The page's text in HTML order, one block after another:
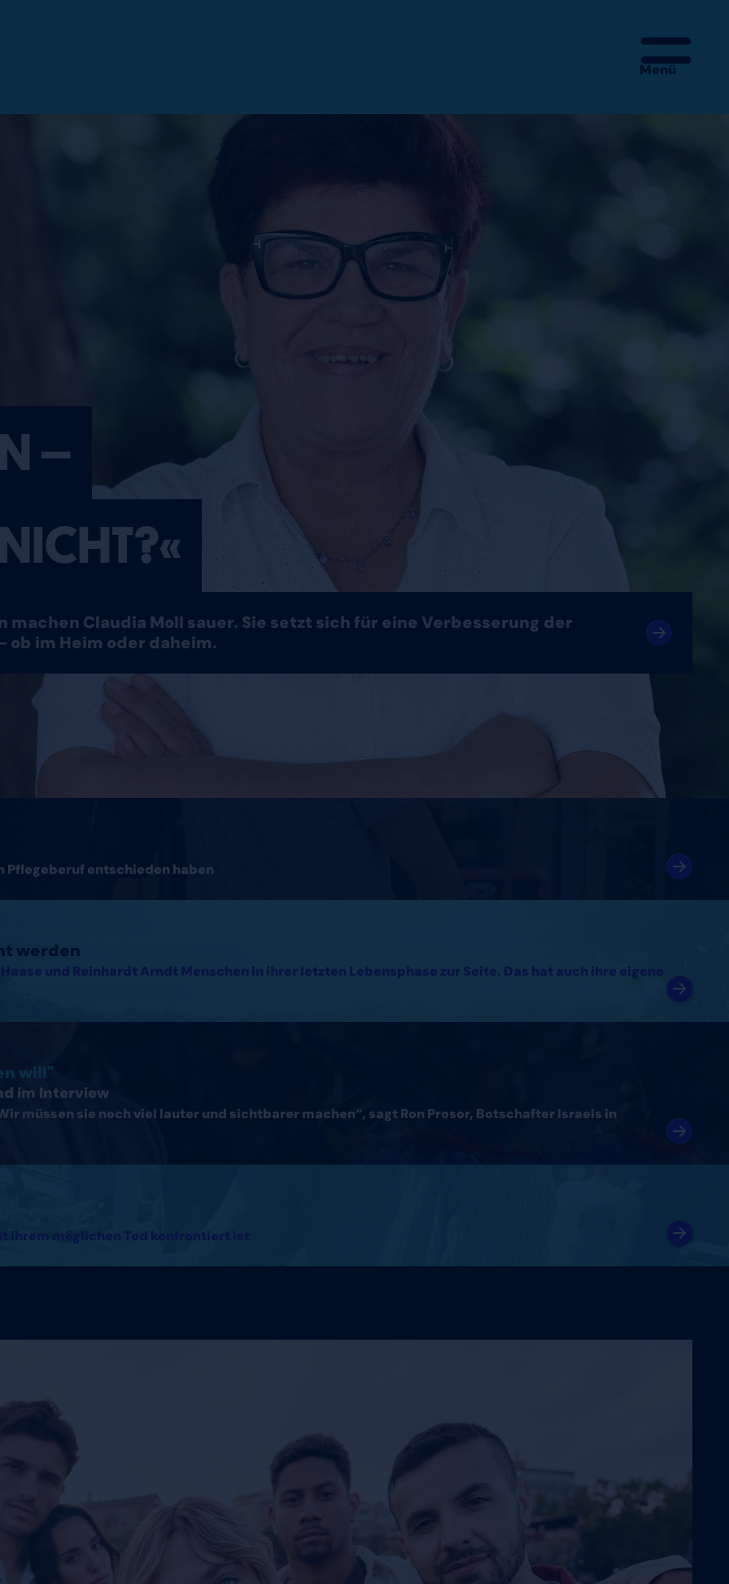
Menü
WASCHLAPPEN – MEHR IST
–
machen Claudia Moll sauer. Sie setzt sich für eine Verbesserung der
ob im Heim oder daheim.
Pflegeberuf entschieden haben
werden
und Reinhardt Arndt Menschen in ihrer letzten Lebensphase zur Seite. Das hat auch ihre eigene
will"
im Interview
müssen sie noch viel lauter und sichtbarer machen“, sagt Ron Prosor, Botschafter Israels in
ihrem möglichen Tod konfrontiert ist